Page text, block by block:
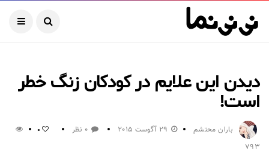
دیدن این علایم در کودکان زنگ خطر
است!
باران محتشم 29 آگوست 2015 0 نظر 0
793